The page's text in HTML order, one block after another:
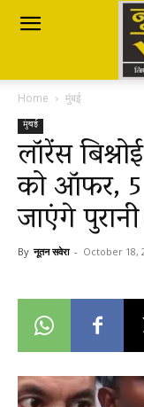
Nutan
Savera
नूतन
सवेरा
Breaking
Home मुंबई
मुंबई
लॉरेंस
को ऑफर,
जाएंगे
By नूतन सवेरा - October 18,